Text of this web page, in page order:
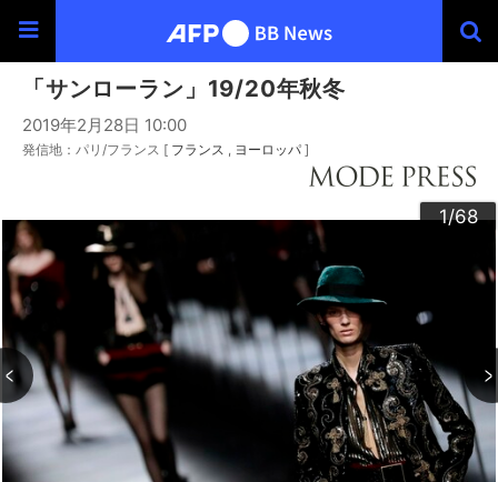
「サンローラン」19/20年秋冬
2019年2月28日 10:00
発信地：パリ/フランス [ フランス ヨーロッパ ]
1/68
2/68
3/68
4/68
5/68
6/68
7/68
8/68
9/68
10/68
11/68
12/68
13/68
14/68
15/68
16/68
17/68
18/68
19/68
20/68
21/68
22/68
23/68
24/68
25/68
26/68
27/68
28/68
29/68
30/68
31/68
32/68
33/68
34/68
35/68
36/68
37/68
38/68
39/68
40/68
41/68
42/68
43/68
44/68
45/68
46/68
47/68
48/68
49/68
50/68
51/68
52/68
53/68
54/68
55/68
56/68
57/68
58/68
59/68
60/68
61/68
62/68
63/68
64/68
65/68
66/68
67/68
68/68